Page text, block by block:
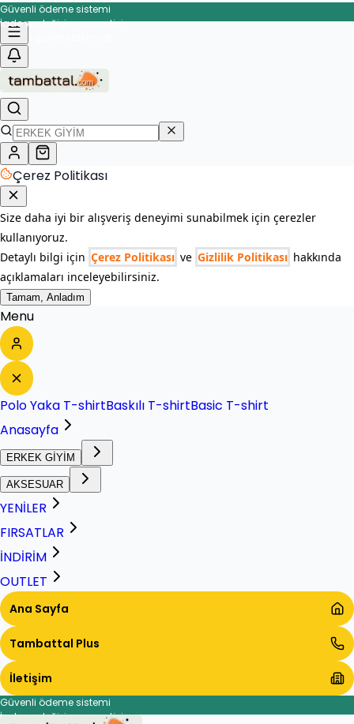
Güvenli ödeme sistemi
İade ve değişim garantisi
Çerez Politikası
Size daha iyi bir alışveriş deneyimi sunabilmek için çerezler
kullanıyoruz.
Detaylı bilgi için Çerez Politikası ve Gizlilik Politikası hakkında
açıklamaları inceleyebilirsiniz.
Tamam, Anladım
Menu
Polo Yaka T-shirtBaskılı T-shirtBasic T-shirt
Anasayfa
ERKEK GİYİM
AKSESUAR
YENİLER
FIRSATLAR
İNDİRİM
OUTLET
Ana Sayfa
Tambattal Plus
İletişim
Güvenli ödeme sistemi
İade ve değişim garantisi